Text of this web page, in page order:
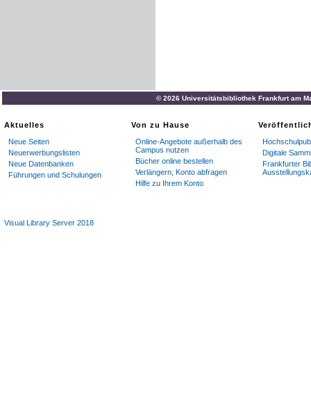
© 2026 Universitätsbibliothek Frankfurt am
Aktuelles
Neue Seiten
Neuerwerbungslisten
Neue Datenbanken
Führungen und Schulungen
Von zu Hause
Online-Angebote außerhalb des
Campus nutzen
Bücher online bestellen
Verlängern, Konto abfragen
Hilfe zu Ihrem Konto
Digitale
Frankfurter
Visual Library Server 2018